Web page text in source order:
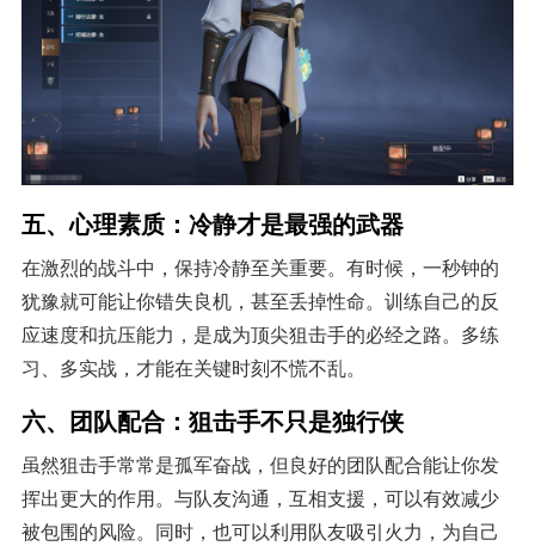
五、心理素质：冷静才是最强的武器
在激烈的战斗中，保持冷静至关重要。有时候，一秒钟的
犹豫就可能让你错失良机，甚至丢掉性命。训练自己的反
应速度和抗压能力，是成为顶尖狙击手的必经之路。多练
习、多实战，才能在关键时刻不慌不乱。
六、团队配合：狙击手不只是独行侠
虽然狙击手常常是孤军奋战，但良好的团队配合能让你发
挥出更大的作用。与队友沟通，互相支援，可以有效减少
被包围的风险。同时，也可以利用队友吸引火力，为自己